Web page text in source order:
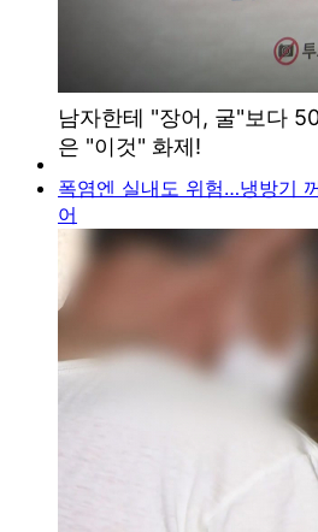
폭염엔 실내도 위험…냉방기
어